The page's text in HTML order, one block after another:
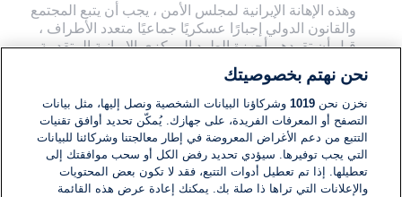
وهذه الإهانة الإيرانية لمجلس الأمن ، يجب أن يتبع المجتمع
والقانون الدولي إجبارًا عسكريًا جماعيًا متعدد الأطراف ،
قبل أن تقودهم أجهزة الطرد المركزي الإيرانية المتقدمة
المذكورة إلى الأبواب المقدسة للفيلق النووي. الجيش. أن
بيبي والرئيس ترامب ورئيس الوزراء بوريس جونسون
والأمير بن سلمان وأقرانه العرب الفارسي يفهمون تمامًا
جوهر هذه الرسالة العاجلة!
للرد 0
0
نحن نهتم بخصوصيتك
نخزن نحن1019 وشركاؤنا البيانات الشخصية ونصل إليها، مثل بيانات
التصفح أو المعرفات الفريدة، على جهازك. يُمكّن تحديد أوافق تقنيات
التتبع من دعم الأغراض المعروضة في إطار معالجتنا وشركائنا للبيانات
التي يجب توفيرها. سيؤدي تحديد رفض الكل أو سحب موافقتك إلى
تعطيلها. إذا تم تعطيل أدوات التتبع، فقد لا تكون بعض المحتويات
والإعلانات التي تراها ذا صلة بك. يمكنك إعادة عرض هذه القائمة